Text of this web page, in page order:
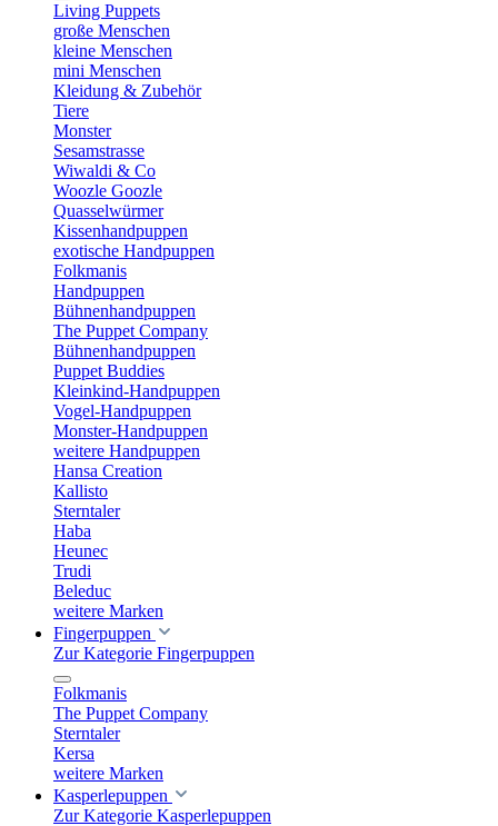
Living Puppets
große Menschen
kleine Menschen
mini Menschen
Kleidung & Zubehör
Tiere
Monster
Sesamstrasse
Wiwaldi & Co
Woozle Goozle
Quasselwürmer
Kissenhandpuppen
exotische Handpuppen
Folkmanis
Handpuppen
Bühnenhandpuppen
The Puppet Company
Bühnenhandpuppen
Puppet Buddies
Kleinkind-Handpuppen
Vogel-Handpuppen
Monster-Handpuppen
weitere Handpuppen
Hansa Creation
Kallisto
Sterntaler
Haba
Heunec
Trudi
Beleduc
weitere Marken
Fingerpuppen
Zur Kategorie Fingerpuppen
Folkmanis
The Puppet Company
Sterntaler
Kersa
weitere Marken
Kasperlepuppen
Zur Kategorie Kasperlepuppen